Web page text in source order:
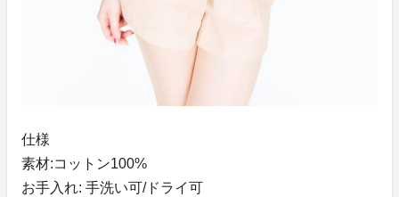
仕様
素材:コットン100%
お手入れ: 手洗い可/ドライ可